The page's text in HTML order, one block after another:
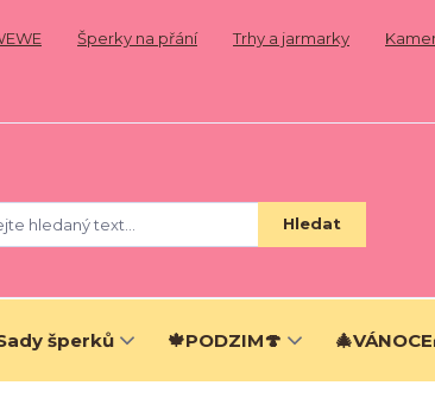
Šperky na přání Trhy a jarmarky
Hledat
šperků 🍁PODZIM🍄